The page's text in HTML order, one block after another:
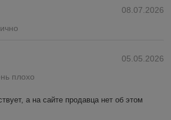
08.07.2026
05.05.2026
плохо
а на сайте продавца нет об этом